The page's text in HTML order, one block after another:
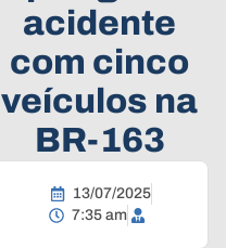
acidente
com cinco
veículos na
BR-163
13/07/2025
7:35 am